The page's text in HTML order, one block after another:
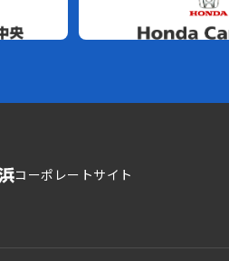
コーポレートサイト